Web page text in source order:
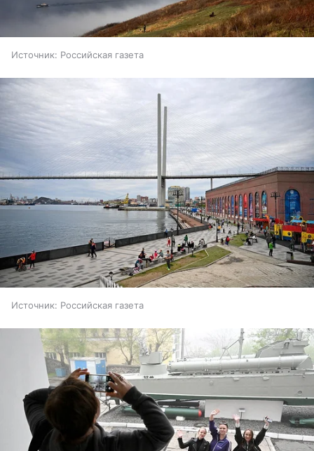
Источник: Российская газета
Источник: Российская газета